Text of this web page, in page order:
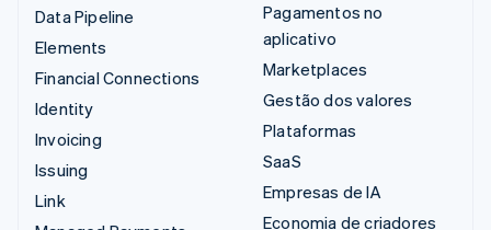
Data Pipeline
Elements
Financial Connections
Identity
Invoicing
Issuing
Link
Pagamentos no
aplicativo
Marketplaces
Gestão dos valores
Plataformas
SaaS
Empresas de IA
Economia de criadores